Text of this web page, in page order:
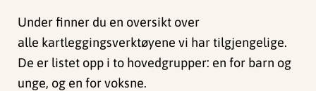
Under finner du en oversikt over
alle kartleggingsverktøyene vi har tilgjengelige.
De er listet opp i to hovedgrupper: en for barn og
unge, og en for voksne.